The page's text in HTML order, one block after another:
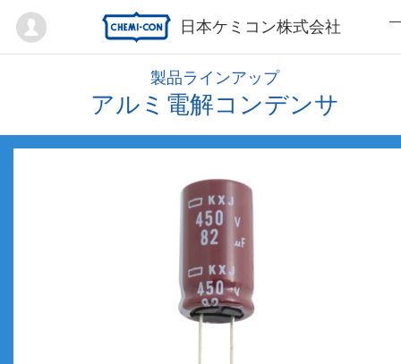
日本ケミコン株式会社
Mypage
製品ラインアップ
アルミ電解コンデンサ